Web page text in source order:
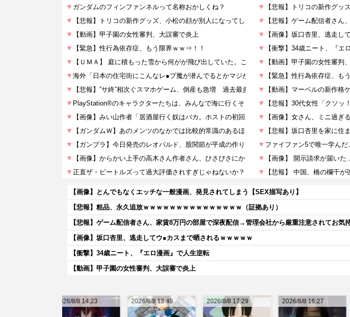
【画像】とんでもなくエッチな一般漫画、発見されてしまう【SEX描写あり】
【悲報】粗品、永久追放ｗｗｗｗｗｗｗｗｗｗｗｗｗｗｗ（証拠あり）
【画像】坂口杏里、逃走してウ●カスまで晒されるｗｗｗｗｗ
【衝撃】34歳ニート、『エロ漫画』で人生逆転
【動画】甲子園の女性審判、大誤審で炎上
2026/8/8 17:29 2026/8/8 16:27 2026/8/8 16:26
2026/8/8 13:49